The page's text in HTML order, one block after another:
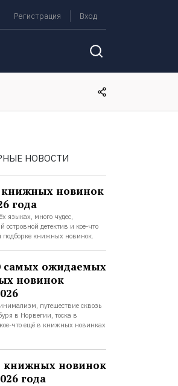
Регистрация Вход
НОВОСТИ
книжных новинок
года
языках, много чудес,
островной детектив и кое-что
книжных новинок.
самых ожидаемых
новинок
путешествие сквозь
в Норвегии, тоска в
что ещё в книжных новинках
книжных новинок
года